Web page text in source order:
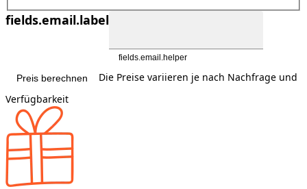
fields.email.label
fields.email.helper
Preis berechnen
Die Preise variieren je nach Nachfrage und
Verfügbarkeit